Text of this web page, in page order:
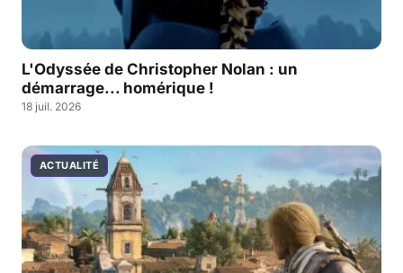
L'Odyssée de Christopher Nolan : un
démarrage... homérique !
18 juil. 2026
ACTUALITÉ